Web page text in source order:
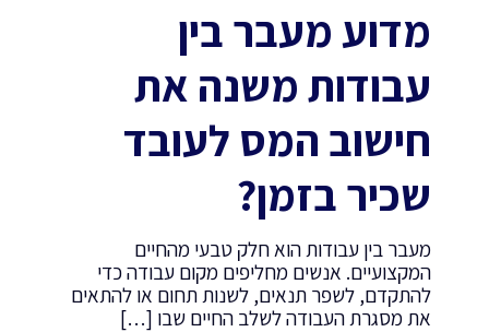
מדוע מעבר בין
עבודות משנה את
חישוב המס לעובד
שכיר בזמן?
מעבר בין עבודות הוא חלק טבעי מהחיים
המקצועיים. אנשים מחליפים מקום עבודה כדי
להתקדם, לשפר תנאים, לשנות תחום או להתאים
את מסגרת העבודה לשלב החיים שבו […]